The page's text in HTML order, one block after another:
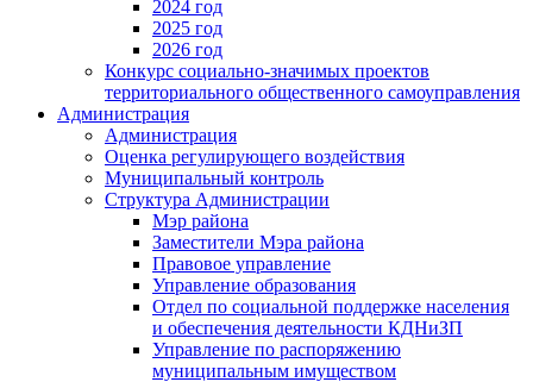
2024 год
2025 год
2026 год
Конкурс социально-значимых проектов
территориального общественного самоуправления
Администрация
Администрация
Оценка регулирующего воздействия
Муниципальный контроль
Структура Администрации
Мэр района
Заместители Мэра района
Правовое управление
Управление образования
Отдел по социальной поддержке населения
и обеспечения деятельности КДНиЗП
Управление по распоряжению
муниципальным имуществом